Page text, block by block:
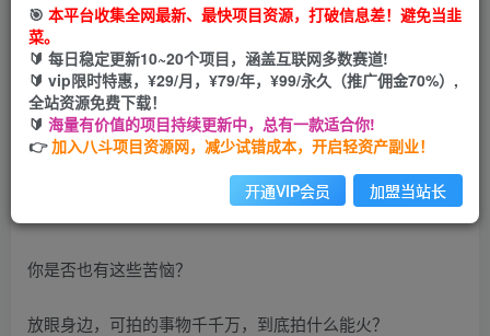
您当前未登录！建议登陆后购买，可保存购买订单
你是否也有这些苦恼？
放眼身边，可拍的事物千千万，到底拍什么能火？
🎯 本平台收集全网最新、最快项目资源，打破信息差！避免当韭
菜。
🔰 每日稳定更新10~20个项目，涵盖互联网多数赛道!
🔰 vip限时特惠，¥29/月，¥79/年，¥99/永久（推广佣金70%）,
全站资源免费下载！
🔰 海量有价值的项目持续更新中，总有一款适合你!
👉加入八斗项目资源网，减少试错成本，开启轻资产副业！
开通VIP会员 加盟当站长